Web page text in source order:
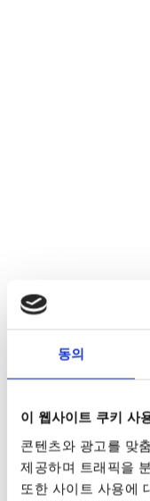
동의
이 웹사이트 쿠키 사
콘텐츠와 광고를 맞
제공하며 트래픽을
또한 사이트 사용에